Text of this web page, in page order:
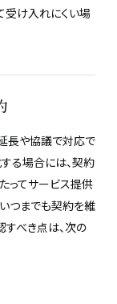
受け入れにくい場
長や協議で対応で
る場合には、契約
ってサービス提供
つまでも契約を維
すべき点は、次の